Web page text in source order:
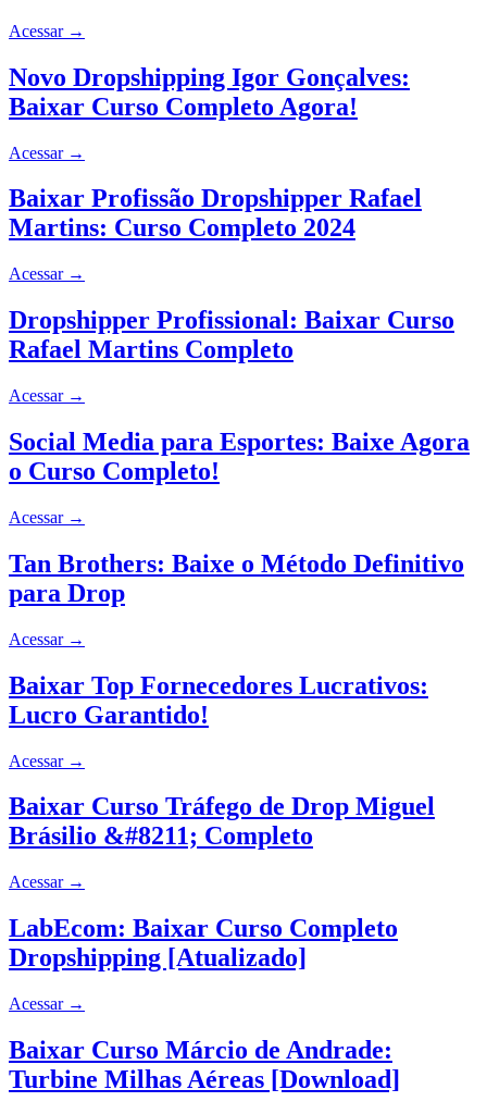
Acessar →
Novo Dropshipping Igor Gonçalves:
Baixar Curso Completo Agora!
Acessar →
Baixar Profissão Dropshipper Rafael
Martins: Curso Completo 2024
Acessar →
Dropshipper Profissional: Baixar Curso
Rafael Martins Completo
Acessar →
Social Media para Esportes: Baixe Agora
o Curso Completo!
Acessar →
Tan Brothers: Baixe o Método Definitivo
para Drop
Acessar →
Baixar Top Fornecedores Lucrativos:
Lucro Garantido!
Acessar →
Baixar Curso Tráfego de Drop Miguel
Brásilio &#8211; Completo
Acessar →
LabEcom: Baixar Curso Completo
Dropshipping [Atualizado]
Acessar →
Baixar Curso Márcio de Andrade:
Turbine Milhas Aéreas [Download]